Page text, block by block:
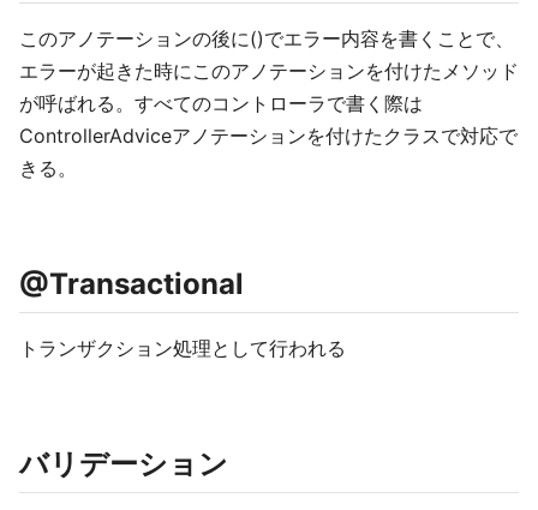
このアノテーションの後に()でエラー内容を書くことで、
エラーが起きた時にこのアノテーションを付けたメソッド
が呼ばれる。すべてのコントローラで書く際は
ControllerAdviceアノテーションを付けたクラスで対応で
きる。
@Transactional
トランザクション処理として行われる
バリデーション